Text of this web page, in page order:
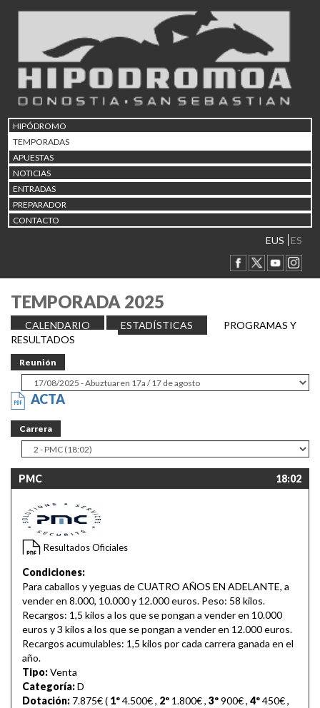
HIPÓDROMO
TEMPORADAS
APUESTAS
NOTICIAS
ENTRADAS
PREPARADOR
CONTACTO
EUS ES
TEMPORADA 2025
CALENDARIO ESTADÍSTICAS
PROGRAMAS Y
RESULTADOS
Reunión
ACTA
Carrera
PMC 18:02
Resultados Oficiales
Condiciones:
Para caballos y yeguas de CUATRO AÑOS EN ADELANTE, a
vender en 8.000, 10.000 y 12.000 euros. Peso: 58 kilos.
Recargos: 1,5 kilos a los que se pongan a vender en 10.000
euros y 3 kilos a los que se pongan a vender en 12.000 euros.
Recargos acumulables: 1,5 kilos por cada carrera ganada en el
año.
Tipo:Venta
Categoría:D
Dotación: 7.875€ ( 1º4.500€, 2º 1.800€, 3º900€, 4º450€,